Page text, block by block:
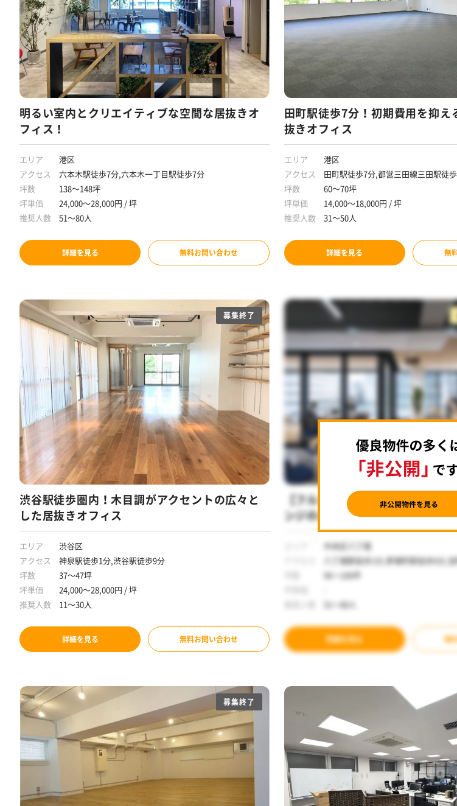
明るい室内とクリエイティブな空間な居抜きオ
フィス！
エリア
港区
アクセス
六本木駅徒歩7分,六本木一丁目駅徒歩7分
坪数
138～148坪
坪単価
24,000～28,000円 / 坪
推奨人数
51～80人
詳細を見る 無料お問い合わせ
田町駅徒歩7分！初期費用を抑え
抜きオフィス
エリア
港区
アクセス
田町駅徒歩7分,都営三田線三田駅徒
坪数
60～70坪
坪単価
14,000～18,000円 / 坪
推奨人数
31～50人
詳細を見る 無
募集終了
渋谷駅徒歩圏内！木目調がアクセントの広々と
した居抜きオフィス
エリア
渋谷区
アクセス
神泉駅徒歩1分,渋谷駅徒歩9分
坪数
37～47坪
坪単価
24,000～28,000円 / 坪
推奨人数
11～30人
詳細を見る 無料お問い合わせ
募集終了
【フルセットアップ 茅場町】屋
ンジのある内装・家具付きオフ
中央区八丁堀
八丁堀駅徒歩1分,茅場町駅徒歩6分,
駅徒歩8分,京橋駅徒歩9分
96～106坪
51～80人
詳細を見る 無